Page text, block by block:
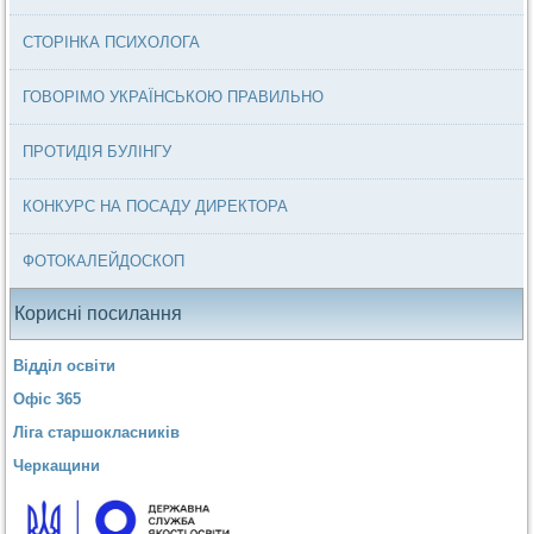
СТОРІНКА ПСИХОЛОГА
ГОВОРІМО УКРАЇНСЬКОЮ ПРАВИЛЬНО
ПРОТИДІЯ БУЛІНГУ
КОНКУРС НА ПОСАДУ ДИРЕКТОРА
ФОТОКАЛЕЙДОСКОП
Корисні посилання
Відділ освіти
Офіс 365
Ліга старшокласників
Черкащини